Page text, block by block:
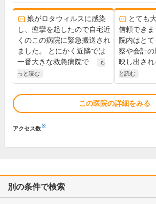
娘がロタウィルスに感染
し、痙攣を起したので自宅近
くのこの病院に緊急搬送され
ました。 とにかく近隣では
一番大きな救急病院で...
も
っと読む
とても
信頼できま
院内はと
察や会計
映し出され
と読む
この医院の詳細をみる
アクセス数※
別の条件で検索